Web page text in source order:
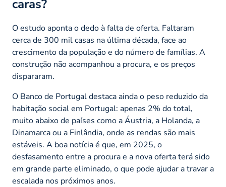
caras?
O estudo aponta o dedo à falta de oferta. Faltaram
cerca de 300 mil casas na última década, face ao
crescimento da população e do número de famílias. A
construção não acompanhou a procura, e os preços
dispararam.
O Banco de Portugal destaca ainda o peso reduzido da
habitação social em Portugal: apenas 2% do total,
muito abaixo de países como a Áustria, a Holanda, a
Dinamarca ou a Finlândia, onde as rendas são mais
estáveis. A boa notícia é que, em 2025, o
desfasamento entre a procura e a nova oferta terá sido
em grande parte eliminado, o que pode ajudar a travar a
escalada nos próximos anos.